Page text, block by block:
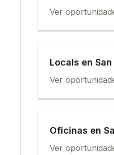
Ver
Locals en
Ver
Oficinas en
Ver